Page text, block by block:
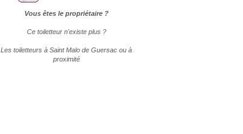
Vous êtes le propriétaire ?
Ce toiletteur n'existe plus ?
Les toiletteurs à Saint Malo de Guersac ou à
proximité